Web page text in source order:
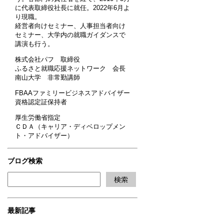
に代表取締役社長に就任。2022年6月よ
り現職。
経営者向けセミナー、人事担当者向け
セミナー、大学内の就職ガイダンスで
講演も行う。
株式会社パフ 取締役
ふるさと就職応援ネットワーク 会長
南山大学 非常勤講師
FBAAファミリービジネスアドバイザー
資格認定証保持者
厚生労働省指定
ＣＤＡ（キャリア・ディベロップメン
ト・アドバイザー）
ブログ検索
最新記事